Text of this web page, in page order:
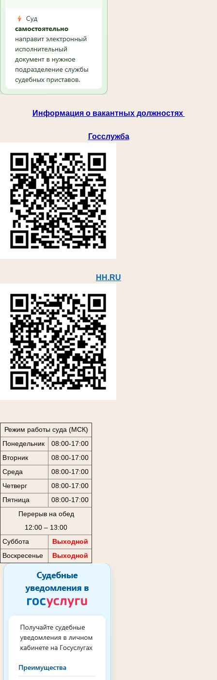
Информация о вакантных должностях
Госслужба
HH.RU
Режим работы суда (МСК)
Понедельник
08:00-17:00
Вторник
08:00-17:00
Среда
08:00-17:00
Четверг
08:00-17:00
Пятница
08:00-17:00
Перерыв на обед
12:00 – 13:00
Суббота
Выходной
Воскресенье
Выходной